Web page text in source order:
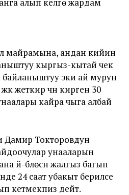
майрамына, андан кийин
кыргыз-кытай чек
байланыштуу эки ай мурун
үчүн кирген 30
кайра чыга албай
Токторовдун
унааларын
үй-бүлөсүн жалгыз багып
24 саат убакыт берилсе
кетмекпиз дейт.